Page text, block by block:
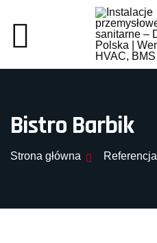
Bistro Barbik
Strona główna Referencja